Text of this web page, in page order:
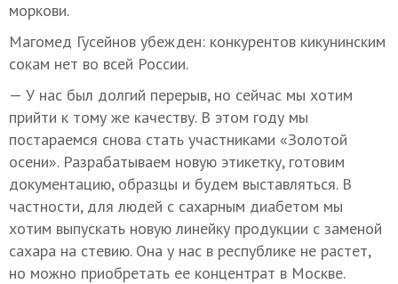
моркови.
Магомед Гусейнов убежден: конкурентов кикунинским
сокам нет во всей России.
— У нас был долгий перерыв, но сейчас мы хотим
прийти к тому же качеству. В этом году мы
постараемся снова стать участниками «Золотой
осени». Разрабатываем новую этикетку, готовим
документацию, образцы и будем выставляться. В
частности, для людей с сахарным диабетом мы
хотим выпускать новую линейку продукции с заменой
сахара на стевию. Она у нас в республике не растет,
но можно приобретать ее концентрат в Москве.